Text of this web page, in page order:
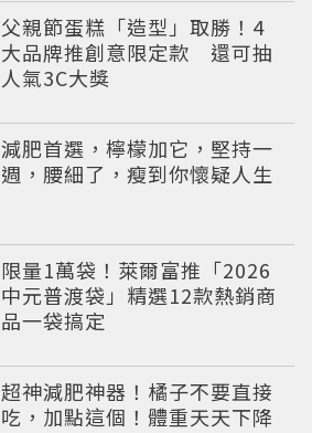
父親節蛋糕「造型」取勝！4
大品牌推創意限定款 還可抽
人氣3C大獎
減肥首選，檸檬加它，堅持一
週，腰細了，瘦到你懷疑人生
限量1萬袋！萊爾富推「2026
中元普渡袋」精選12款熱銷商
品一袋搞定
超神減肥神器！橘子不要直接
吃，加點這個！體重天天下降